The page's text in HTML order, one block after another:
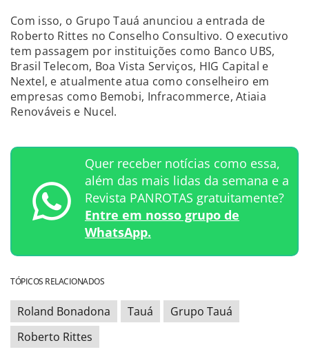
Com isso, o Grupo Tauá anunciou a entrada de
Roberto Rittes no Conselho Consultivo. O executivo
tem passagem por instituições como Banco UBS,
Brasil Telecom, Boa Vista Serviços, HIG Capital e
Nextel, e atualmente atua como conselheiro em
empresas como Bemobi, Infracommerce, Atiaia
Renováveis e Nucel.
Quer receber notícias como essa,
além das mais lidas da semana e a
Revista PANROTAS gratuitamente?
Entre em nosso grupo de
WhatsApp.
TÓPICOS RELACIONADOS
Roland Bonadona Tauá
Grupo Tauá
Roberto Rittes